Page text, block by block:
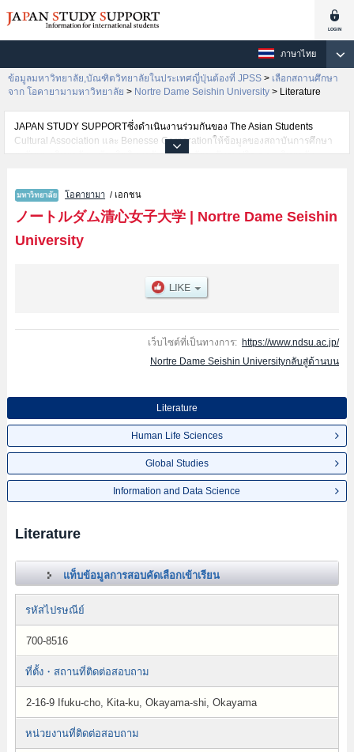
ภาษาไทย
ข้อมูลมหาวิทยาลัย,บัณฑิตวิทยาลัยในประเทศญี่ปุ่นต้องที่ JPSS > เลือกสถานศึกษา
จาก โอคายามามหาวิทยาลัย > Nortre Dame Seishin University > Literature
JAPAN STUDY SUPPORTซึ่งดำเนินงานร่วมกันของ The Asian Students
Cultural Association และ Benesse Corporationให้ข้อมูลของสถาบันการศึกษา
ระดับมหาวิทยาลัย・บัณฑิตวิทยาลัย・วิทยาลัยระดับอนุปริญญา・วิทยาลัย
นักศึกษาต่างชาติเช่นข้อมูลของแต่ละคณะ,ข้อมูลการสอบคัดเลือกเข้าศึกษาเช่น
จำนวนคนที่รับสมัครหรือจำนวนคนที่ผ่านการสอบคัดเลือกเป็นต้น,แนะนำสถาน
ที่,การเดินทางเป็นต้นไว้ด้วยดังนั้นขอเชิญใช้บริการค้นหาข้อมูลตามอัธยาศัย
โอคายามา / เอกชน
ノートルダム清心女子大学| Nortre Dame Seishin
University
เว็บไซต์ที่เป็นทางการ: https://www.ndsu.ac.jp/
Nortre Dame Seishin Universityกลับสู่ด้านบน
Literature
Human Life Sciences
Global Studies
Information and Data Science
Literature
แท็บข้อมูลการสอบคัดเลือกเข้าเรียน
รหัสไปรษณีย์
700-8516
ที่ตั้ง・สถานที่ติดต่อสอบถาม
2-16-9 Ifuku-cho, Kita-ku, Okayama-shi, Okayama
หน่วยงานที่ติดต่อสอบถาม